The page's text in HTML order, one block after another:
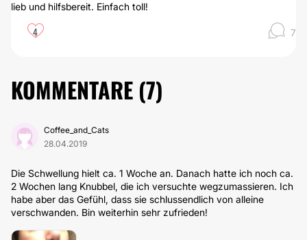
lieb und hilfsbereit. Einfach toll!
4 7
KOMMENTARE (7)
Coffee_and_Cats
28.04.2019
Die Schwellung hielt ca. 1 Woche an. Danach hatte ich noch ca.
2 Wochen lang Knubbel, die ich versuchte wegzumassieren. Ich
habe aber das Gefühl, dass sie schlussendlich von alleine
verschwanden. Bin weiterhin sehr zufrieden!